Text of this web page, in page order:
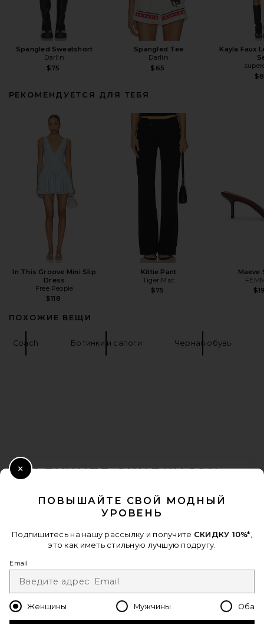
Spangled Sweatshort
Darlin
$75
Spangled Tee
Darlin
$65
Kayla Faux
РЕКОМЕНДУЕТСЯ ДЛЯ ТЕБЯ
In This Groove Mini Slip
Dress
Free People
$118
Kittie Pant
Tiger Mist
$75
Maeve
ПОХОЖИЕ ВЕЩИ
Coach Ботинки и сапоги Черная обувь
FOOTER
ПОЛУЧИТЕ СКИДКУ 10%
Отписаться можно в любой момент.политика
Change Country Regions
ru USD
ПОВЫШАЙТЕ СВОЙ МОДНЫЙ
УРОВЕНЬ
Подпишитесь на нашу рассылку и получите СКИДКУ 10%*
это как иметь стильную лучшую подругу.
Email
Женщины Мужчины Оба
Close Modal